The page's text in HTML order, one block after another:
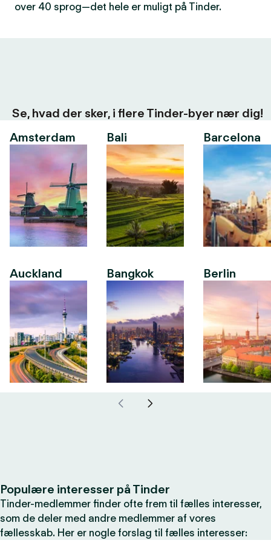
over 40 sprog—det hele er muligt på Tinder.
Se, hvad der sker, i flere Tinder-byer nær dig!
Amsterdam
Auckland
Bali
Bangkok
Barcelona
Berlin
Populære interesser på Tinder
Tinder-medlemmer finder ofte frem til fælles interesser,
som de deler med andre medlemmer af vores
fællesskab. Her er nogle forslag til fælles interesser: